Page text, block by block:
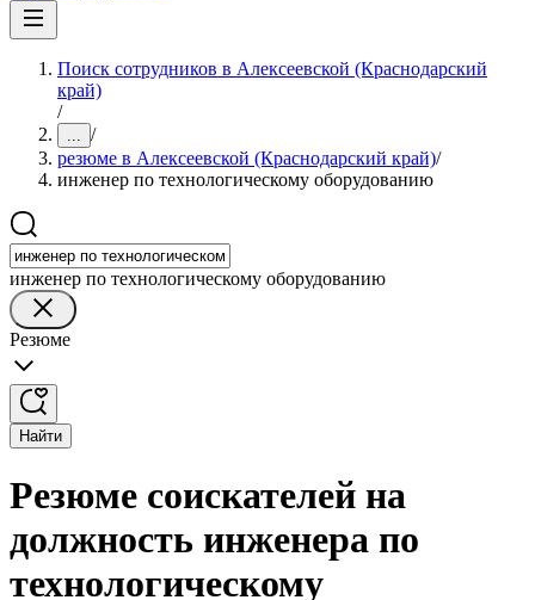
Поиск сотрудников в Алексеевской (Краснодарский
край)
/
... /
резюме в Алексеевской (Краснодарский край)/
инженер по технологическому оборудованию
инженер по технологическому оборудованию
Резюме
Найти
Резюме соискателей на
должность инженера по
технологическому